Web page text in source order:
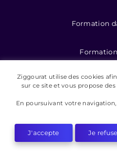
Formation
Formation IA
Mentions
Ziggourat utilise des cookies
sur ce site et vous propose
En poursuivant votre
J'accepte Je refuse